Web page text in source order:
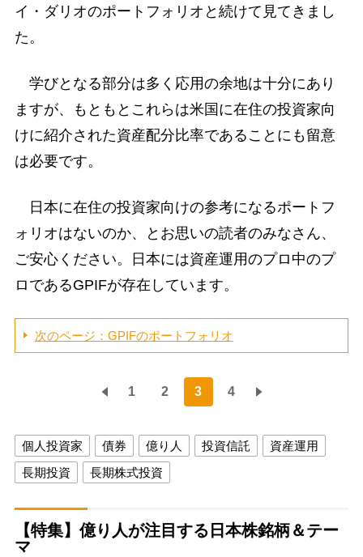
イ・ダリオのポートフォリオと続けて見てきまし
た。
学びとなる部分は多く応用の余地は十分にあり
ますが、もともとこれらは米国に在住の投資家向
けに紹介された資産配分比率であることにも留意
は必要です。
日本に在住の投資家向けの参考になるポートフ
ォリオはないのか、とお思いの読者のみなさん、
ご安心ください。日本には資産運用のプロ中のプ
ロであるGPIFが存在しています。
次のページ：GPIFのポートフォリオ
1 2 3 4
個人投資家 債券 億り人 投資信託
資産運用
長期投資
長期株式投資
【特集】億り人が注目する日本株銘柄＆テー
マ